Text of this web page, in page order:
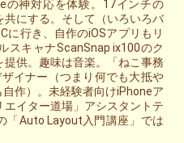
の神対応を体験。17インチの
にする。そして（いろいろバ
に行き、自作のiOSアプリもリ
スキャナScanSnap ix100のク
供。趣味は音楽。「ねこ事務
イナー（つまり何でも大抵や
作）。未経験者向けiPhoneア
イター道場」アシスタントテ
「Auto Layout入門講座」では